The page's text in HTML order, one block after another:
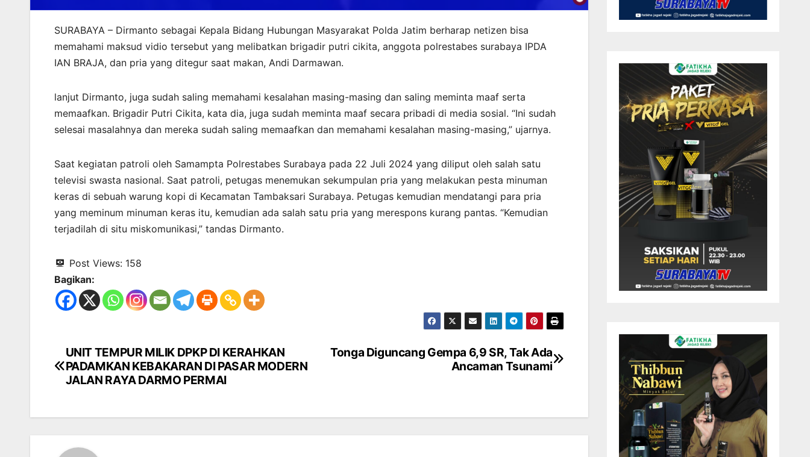
SURABAYA – Dirmanto sebagai Kepala Bidang Hubungan Masyarakat Polda Jatim berharap netizen bisa
memahami maksud vidio tersebut yang melibatkan brigadir putri cikita, anggota polrestabes surabaya IPDA
IAN BRAJA, dan pria yang ditegur saat makan, Andi Darmawan.
lanjut Dirmanto, juga sudah saling memahami kesalahan masing-masing dan saling meminta maaf serta
memaafkan. Brigadir Putri Cikita, kata dia, juga sudah meminta maaf secara pribadi di media sosial. “Ini sudah
selesai masalahnya dan mereka sudah saling memaafkan dan memahami kesalahan masing-masing,” ujarnya.
Saat kegiatan patroli oleh Samampta Polrestabes Surabaya pada 22 Juli 2024 yang diliput oleh salah satu
televisi swasta nasional. Saat patroli, petugas menemukan sekumpulan pria yang melakukan pesta minuman
keras di sebuah warung kopi di Kecamatan Tambaksari Surabaya. Petugas kemudian mendatangi para pria
yang meminum minuman keras itu, kemudian ada salah satu pria yang merespons kurang pantas. “Kemudian
terjadilah di situ miskomunikasi,” tandas Dirmanto.
Post Views: 158
Bagikan:
Navigasi
pos
Tonga Diguncang Gempa 6,9 SR, Tak Ada
Ancaman Tsunami
UNIT TEMPUR MILIK DPKP DI KERAHKAN
PADAMKAN KEBAKARAN DI PASAR MODERN
JALAN RAYA DARMO PERMAI